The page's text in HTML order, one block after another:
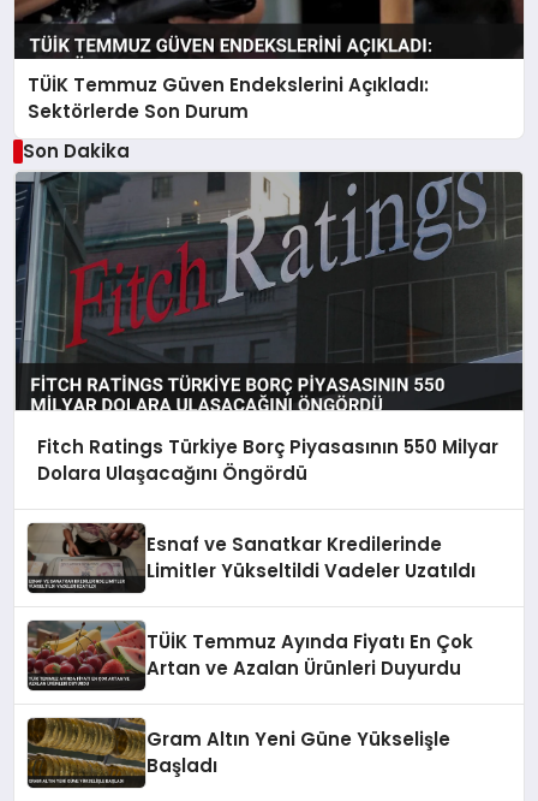
TÜİK Temmuz Güven Endekslerini Açıkladı:
Sektörlerde Son Durum
Son Dakika
Fitch Ratings Türkiye Borç Piyasasının 550 Milyar
Dolara Ulaşacağını Öngördü
Esnaf ve Sanatkar Kredilerinde
Limitler Yükseltildi Vadeler Uzatıldı
TÜİK Temmuz Ayında Fiyatı En Çok
Artan ve Azalan Ürünleri Duyurdu
Gram Altın Yeni Güne Yükselişle
Başladı